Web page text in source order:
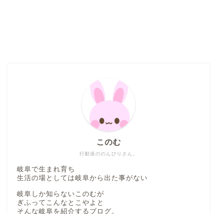
行動派ののんびりさん。
このむ
岐阜で生まれ育ち
生活の場としては岐阜から出た事がない
岐阜しか知らないこのむが
ぎふってこんなとこやよと
そんな岐阜を紹介するブログ。